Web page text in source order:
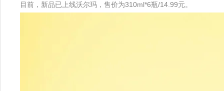
目前，新品已上线沃尔玛，售价为310ml*6瓶/14.99元。